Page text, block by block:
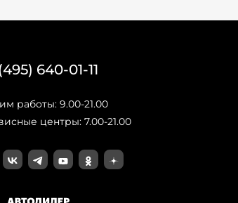
640-01-11
работы: 9.00-21.00
центры: 7.00-21.00